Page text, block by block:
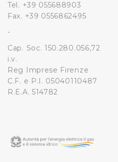
Tel. +39 055688903
Fax. +39 0556862495
-
Cap. Soc. 150.280.056,72
i.v.
Reg Imprese Firenze
C.F. e P.I. 05040110487
R.E.A. 514782